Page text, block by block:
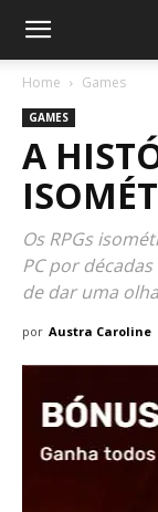
Home Games
GAMES
A
Os RPGs
PC por
de dar uma
por Austra Caroline